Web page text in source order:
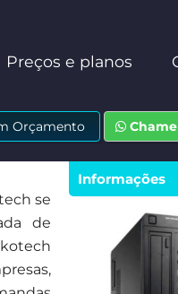
Preços e planos
Orçamento
se
de
Informações